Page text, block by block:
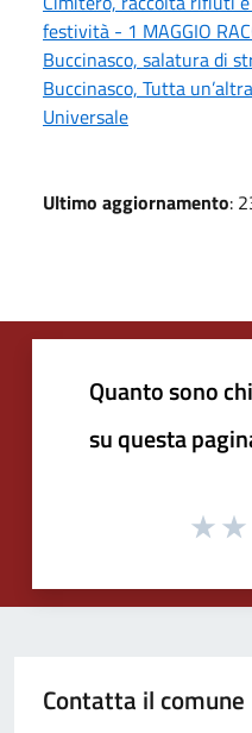
festività - 1 MAGGIO
Buccinasco, salatura di
Buccinasco, Tutta
Universale
Ultimo aggiornamento:
Quanto sono
su questa
Contatta il comune